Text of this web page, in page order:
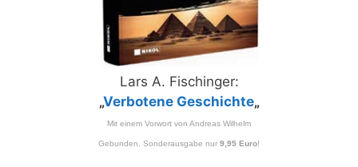
Lars A. Fischinger:
„Verbotene Geschichte„
Mit einem Vorwort von Andreas Wilhelm
Gebunden, Sonderausgabe nur 9,95 Euro!